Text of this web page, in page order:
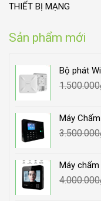
THIẾT BỊ MẠNG
Sản phẩm mới
Bộ phát
1.500.000
Máy
3.500.000
Máy
4.000.000